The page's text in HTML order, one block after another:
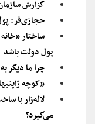
گزارش
حجازی‌فر:
ساختار
پول دولت باشد
چرا ما
«کوچه ژاپنی‎ها» و «عنکبوت» مجوز ساخت گرفتند
لاله‌زار با
می‌گیرد؟